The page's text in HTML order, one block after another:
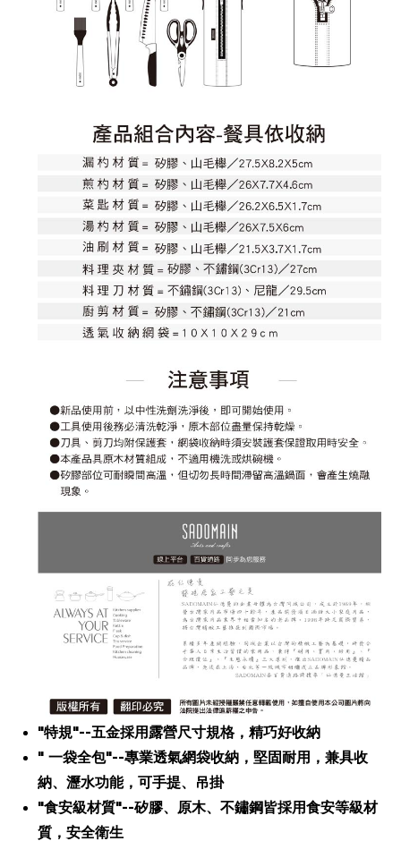
"特規"--五金採用露營尺寸規格，精巧好收納
" 一袋全包"--專業透氣網袋收納，堅固耐用，兼具收
納、瀝水功能，可手提、吊掛
"食安級材質"--矽膠、原木、不鏽鋼皆採用食安等級材
質，安全衛生